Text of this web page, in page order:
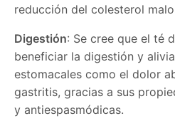
reducción del colesterol
Digestión: Se cree que el té
beneficiar la digestión y
estomacales como el dolor
gastritis, gracias a sus
y antiespasmódicas.